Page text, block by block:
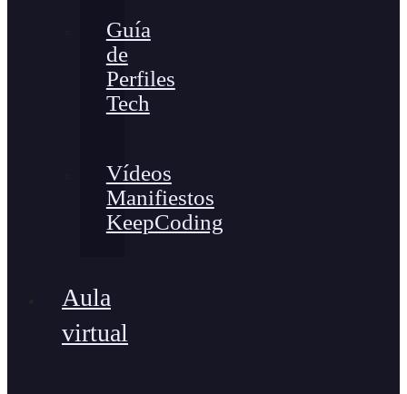
Guía
de
Perfiles
Tech
Vídeos
Manifiestos
KeepCoding
Aula
virtual